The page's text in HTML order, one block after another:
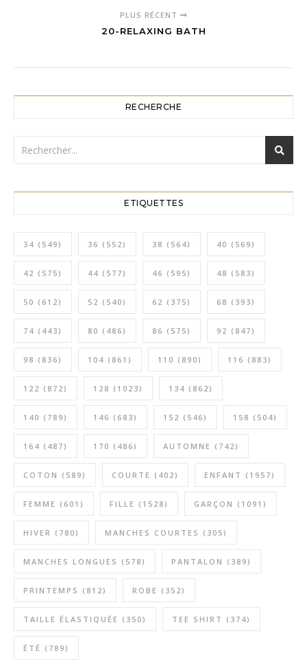
PLUS RÉCENT
20-RELAXING BATH
RECHERCHE
ETIQUETTES
34 (549) 36 (552) 38 (564) 40 (569)
42 (575) 44 (577) 46 (595) 48 (583)
50 (612) 52 (540) 62 (375) 68 (393)
74 (443) 80 (486) 86 (575) 92 (847)
98 (836) 104 (861) 110 (890) 116 (883)
122 (872) 128 (1023) 134 (862)
140 (789) 146 (683) 152 (546) 158 (504)
164 (487) 170 (486) AUTOMNE (742)
COTON (589) COURTE (402) ENFANT (1957)
FEMME (601) FILLE (1528) GARÇON (1091)
HIVER (780) MANCHES COURTES (305)
MANCHES LONGUES (578) PANTALON (389)
PRINTEMPS (812) ROBE (352)
TAILLE ÉLASTIQUÉE (350) TEE SHIRT (374)
ÉTÉ (789)